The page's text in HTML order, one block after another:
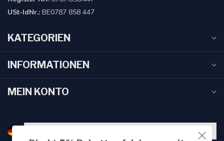
USt-IdNr.: BE0787 858 447
KATEGORIEN
INFORMATIONEN
MEIN KONTO